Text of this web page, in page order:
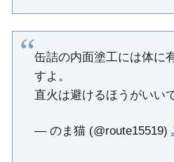
缶詰の内面塗工には体に
すよ。
直火は避けるほうがいい
— のま猫 (@route15519)